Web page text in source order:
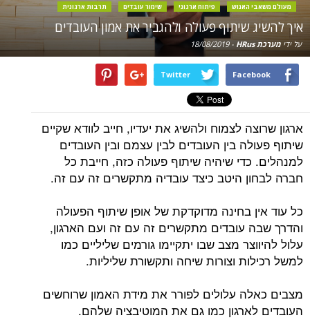
מעולם משאבי האנוש
פיתוח ארגוני שימור עובדים תרבות ארגונית
איך להשיג שיתוף פעולה ולהגביר את אמון העובדים
על ידי מערכת HRus -
18/08/2019
Facebook
Twitter
ארגון שרוצה לצמוח ולהשיג את יעדיו, חייב לוודא שקיים
שיתוף פעולה בין העובדים לבין עצמם ובין העובדים
למנהלים. כדי שיהיה שיתוף פעולה כזה, חייבת כל
חברה לבחון היטב כיצד עובדיה מתקשרים זה עם זה.
כל עוד אין בחינה מדוקדקת של אופן שיתוף הפעולה
והדרך שבה עובדים מתקשרים זה עם זה ועם הארגון,
עלול להיווצר מצב שבו יתקיימו גורמים שליליים כמו
למשל רכילות וצורות שיחה ותקשורת שליליות.
מצבים כאלה עלולים לפורר את מידת האמון שרוחשים
העובדים לארגון כמו גם את המוטיבציה שלהם.